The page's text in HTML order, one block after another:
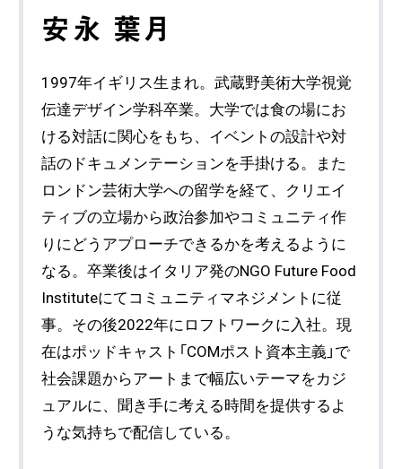
安永 葉月
1997年イギリス生まれ。武蔵野美術大学視覚
伝達デザイン学科卒業。大学では食の場にお
ける対話に関心をもち、イベントの設計や対
話のドキュメンテーションを手掛ける。また
ロンドン芸術大学への留学を経て、クリエイ
ティブの立場から政治参加やコミュニティ作
りにどうアプローチできるかを考えるように
なる。卒業後はイタリア発のNGO Future Food
Instituteにてコミュニティマネジメントに従
事。その後2022年にロフトワークに入社。現
在はポッドキャスト「COMポスト資本主義」で
社会課題からアートまで幅広いテーマをカジ
ュアルに、聞き手に考える時間を提供するよ
うな気持ちで配信している。